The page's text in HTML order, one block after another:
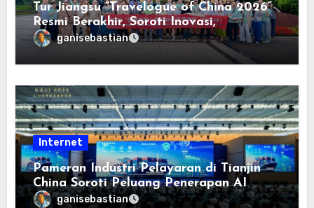
Tur Jiangsu “Travelogue of China 2026”
Resmi Berakhir, Soroti Inovasi,
Keterbukaan, dan Pembangunan
Berorientasi pada Masyarakat
ganisebastian
Internet
Pameran Industri Pelayaran di Tianjin
China Soroti Peluang Penerapan AI
ganisebastian